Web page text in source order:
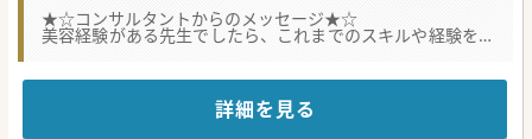
★☆コンサルタントからのメッセージ★☆
美容経験がある先生でしたら、これまでのスキルや経験を活
かし、収入UPが目指せるクリニックです。
ております。
少しでもご興味ございましたらお気軽にお問い合わせくださ
詳細を見る